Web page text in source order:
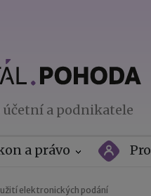
a podnikatele
a právo
elektronických podání